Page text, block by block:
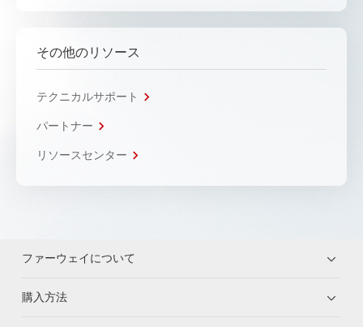
その他のリソース
テクニカルサポート
パートナー
リソースセンター
ファーウェイについて
購入方法